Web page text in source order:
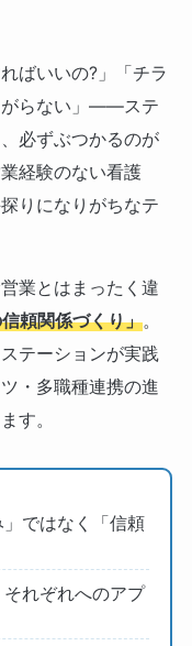
ばいいの?」「チラ
がらない」——ステ
必ずぶつかるのが
経験のない看護
りになりがちなテ
業とはまったく違
頼関係づくり」。
テーションが実践
・多職種連携の進
す。
ではなく「信頼
れぞれへのアプ